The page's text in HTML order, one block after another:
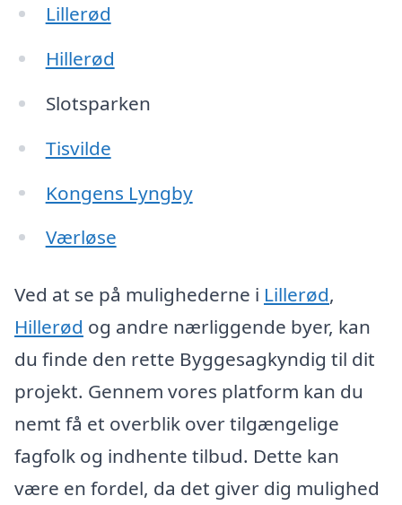
Lillerød
Hillerød
Slotsparken
Tisvilde
Kongens Lyngby
Værløse
Ved at se på mulighederne i Lillerød,
Hillerød og andre nærliggende byer, kan
du finde den rette Byggesagkyndig til dit
projekt. Gennem vores platform kan du
nemt få et overblik over tilgængelige
fagfolk og indhente tilbud. Dette kan
være en fordel, da det giver dig mulighed